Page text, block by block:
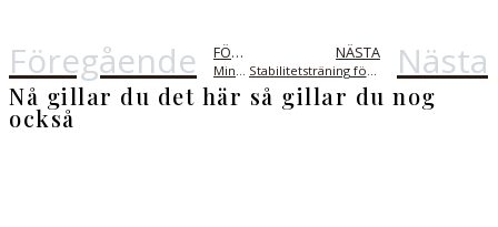
Föregående FÖREGÅENDE
Min egna träningsdag
NÄSTA
Stabilitetsträning för triathleter Nästa
Nå gillar du det här så gillar du nog
också